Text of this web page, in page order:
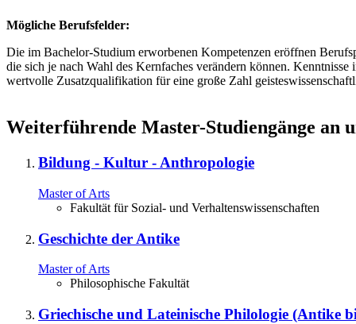
Mögliche Berufsfelder:
Die im Bachelor-Studium erworbenen Kompetenzen eröffnen
die sich je nach Wahl des Kernfaches verändern können.
wertvolle Zusatzqualifikation für eine große Zahl
Weiterführende Master-Studiengänge an
Bildung - Kultur - Anthropologie
Master of Arts
Fakultät für Sozial- und Verhaltenswissenschaften
Geschichte der Antike
Master of Arts
Philosophische Fakultät
Griechische und Lateinische Philologie (Antike